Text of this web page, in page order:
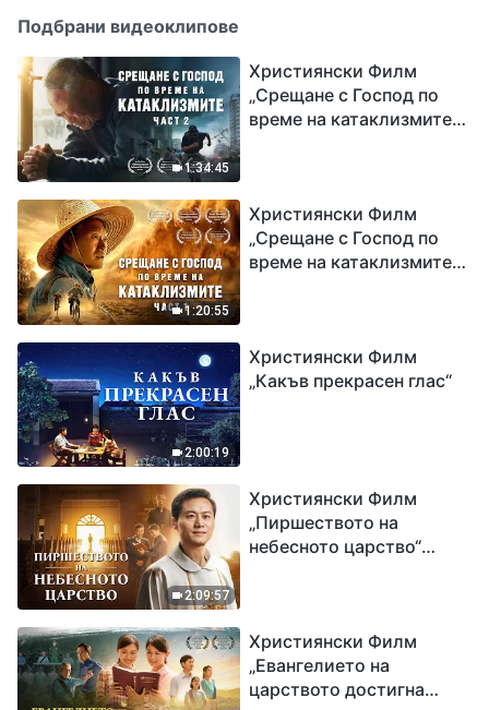
Подбрани видеоклипове
1:34:45
Християнски Филм
„Срещане с Господ по
време на катаклизмите“
1:20:55
Християнски Филм
„Срещане с Господ по
време на катаклизмите“
2:00:19
Християнски Филм
„Какъв прекрасен глас“
2:09:57
Християнски Филм
„Пиршеството на
небесното царство“
Християнски Филм
„Евангелието на
царството достигна